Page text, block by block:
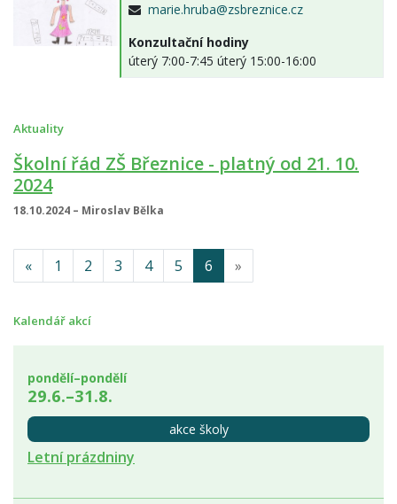
marie.hruba@zsbreznice.cz
Konzultační hodiny
úterý 7:00-7:45 úterý 15:00-16:00
Aktuality
Školní řád ZŠ Březnice - platný od 21. 10.
2024
18.10.2024 – Miroslav Bělka
« 1 2 3 4 5 6 »
Kalendář akcí
pondělí–pondělí
29.6.–31.8.
akce školy
Letní prázdniny